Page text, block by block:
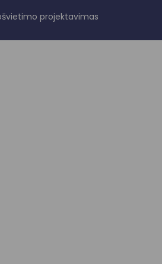
projektavimas